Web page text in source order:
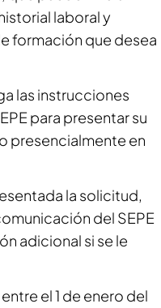
laboral y
formación que desea
las instrucciones
para presentar su
presencialmente en
la solicitud,
del SEPE
adicional si se le
el 1 de enero del